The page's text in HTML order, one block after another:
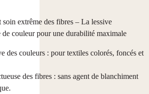
soin extrême des fibres – La lessive
couleur pour une durabilité maximale
des couleurs : pour textiles colorés, foncés et
des fibres : sans agent de blanchiment